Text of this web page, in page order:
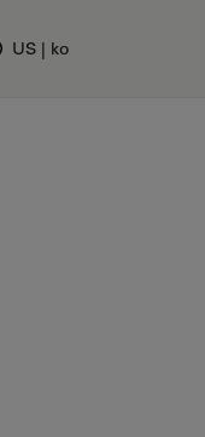
US | ko